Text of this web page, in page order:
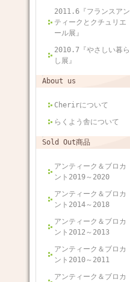
2011.6『フランスアン
ティークとクチュリエ
ール展』
2010.7『やさしい暮ら
し展』
About us
Cherirについて
らくよう舎について
Sold Out商品
アンティーク＆ブロカ
ント2019～2020
アンティーク＆ブロカ
ント2014～2018
アンティーク＆ブロカ
ント2012～2013
アンティーク＆ブロカ
ント2010～2011
アンティーク＆ブロカ